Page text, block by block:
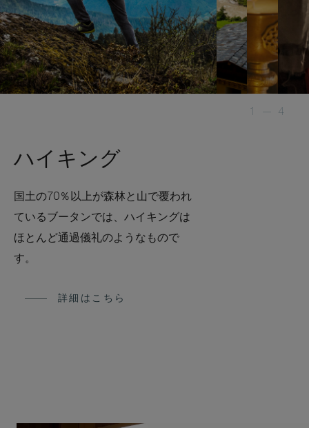
1 — 4
ハイキング
国土の70％以上が森林と山で覆われ
ているブータンでは、ハイキングは
ほとんど通過儀礼のようなもので
す。
詳細はこちら